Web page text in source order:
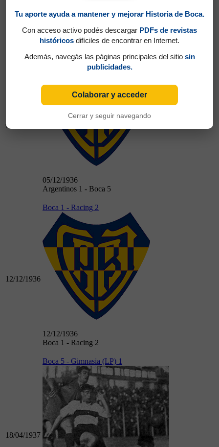
29/11/1936
Boca 4 - Chacarita 0
05/12/1936
Argentinos 1 - Boca 5
05/12/1936
Argentinos 1 - Boca 5
12/12/1936
Boca 1 - Racing 2
12/12/1936
Boca 1 - Racing 2
18/04/1937
Boca 5 - Gimnasia (LP) 1
Tu aporte ayuda a mantener y mejorar Historia de Boca.
Con acceso activo podés descargar PDFs de revistas
históricos difíciles de encontrar en Internet.
Además, navegás las páginas principales del sitio sin
publicidades.
Colaborar y acceder
Cerrar y seguir navegando